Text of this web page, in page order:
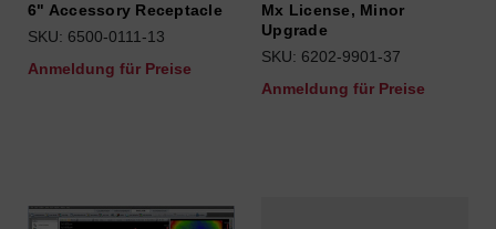
6" Accessory Receptacle
SKU: 6500-0111-13
Anmeldung für Preise
Mx License, Minor
Upgrade
SKU: 6202-9901-37
Anmeldung für Preise